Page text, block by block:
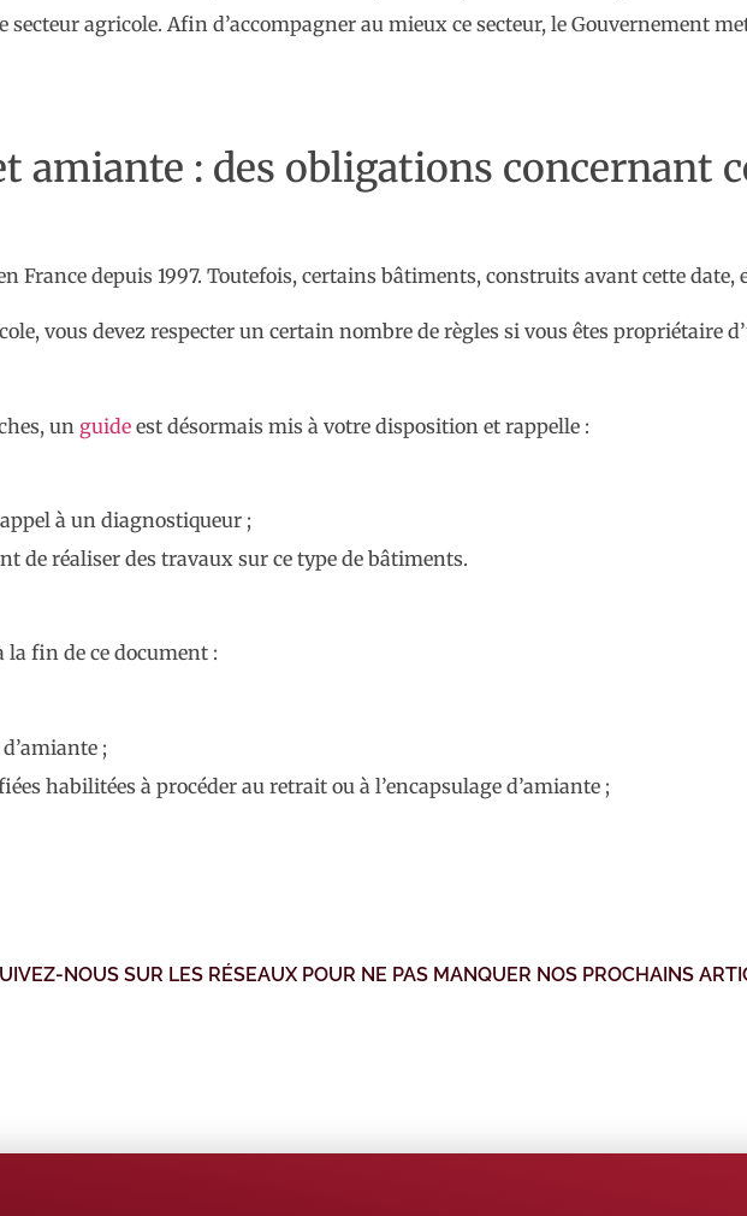
agricole. Afin d’accompagner au mieux ce secteur, le Gouvernement
amiante : des obligations concernant
France depuis 1997. Toutefois, certains bâtiments, construits avant cette date,
vous devez respecter un certain nombre de règles si vous êtes propriétaire
un guide est désormais mis à votre disposition et rappelle :
à un diagnostiqueur ;
de réaliser des travaux sur ce type de bâtiments.
la fin de ce document :
;
habilitées à procéder au retrait ou à l’encapsulage d’amiante ;
NOUS SUR LES RÉSEAUX POUR NE PAS MANQUER NOS PROCHAINS